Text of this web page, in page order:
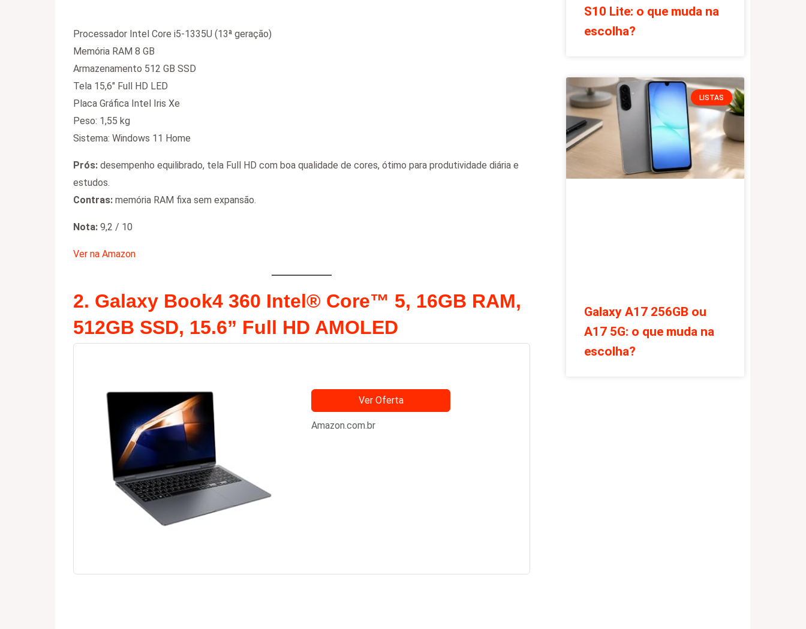
Processador Intel Core i5-1335U (13ª geração)
Memória RAM 8 GB
Armazenamento 512 GB SSD
Tela 15,6″ Full HD LED
Placa Gráfica Intel Iris Xe
Peso: 1,55 kg
Sistema: Windows 11 Home
Prós: desempenho equilibrado, tela Full HD com boa qualidade de cores, ótimo para produtividade diária e
estudos.
Contras: memória RAM fixa sem expansão.
Nota: 9,2 / 10
Ver na Amazon
2. Galaxy Book4 360 Intel® Core™ 5, 16GB RAM,
512GB SSD, 15.6” Full HD AMOLED
Ver Oferta
Amazon.com.br
S10 Lite: o que muda na
escolha?
LISTAS
Galaxy A17 256GB ou
A17 5G: o que muda na
escolha?